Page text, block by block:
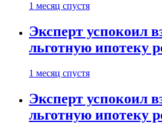
1 месяц спустя
Эксперт успокоил
льготную ипотеку
1 месяц спустя
Эксперт успокоил
льготную ипотеку